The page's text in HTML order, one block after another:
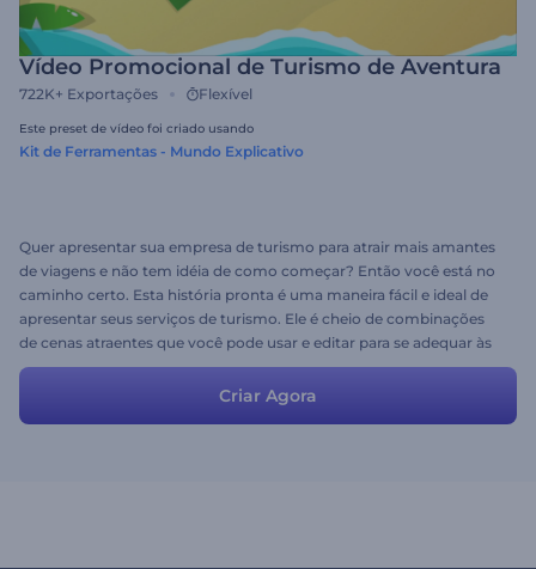
Vídeo Promocional de Turismo de Aventura
722K+ Exportações Flexível
Este preset de vídeo foi criado usando
Kit de Ferramentas - Mundo Explicativo
Quer apresentar sua empresa de turismo para atrair mais amantes
de viagens e não tem idéia de como começar? Então você está no
caminho certo. Esta história pronta é uma maneira fácil e ideal de
apresentar seus serviços de turismo. Ele é cheio de combinações
de cenas atraentes que você pode usar e editar para se adequar às
suas próprias ideias e necessidades. Acelere o seu processo de
criação de vídeo e tenha o seu vídeo promocional em destaque.
Criar Agora